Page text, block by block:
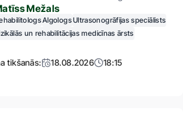
Mežals
AlgologsUltrasonogrāfijas speciālists
un rehabilitācijas medicīnas ārsts
tikšanās: 18.08.2026
18:15